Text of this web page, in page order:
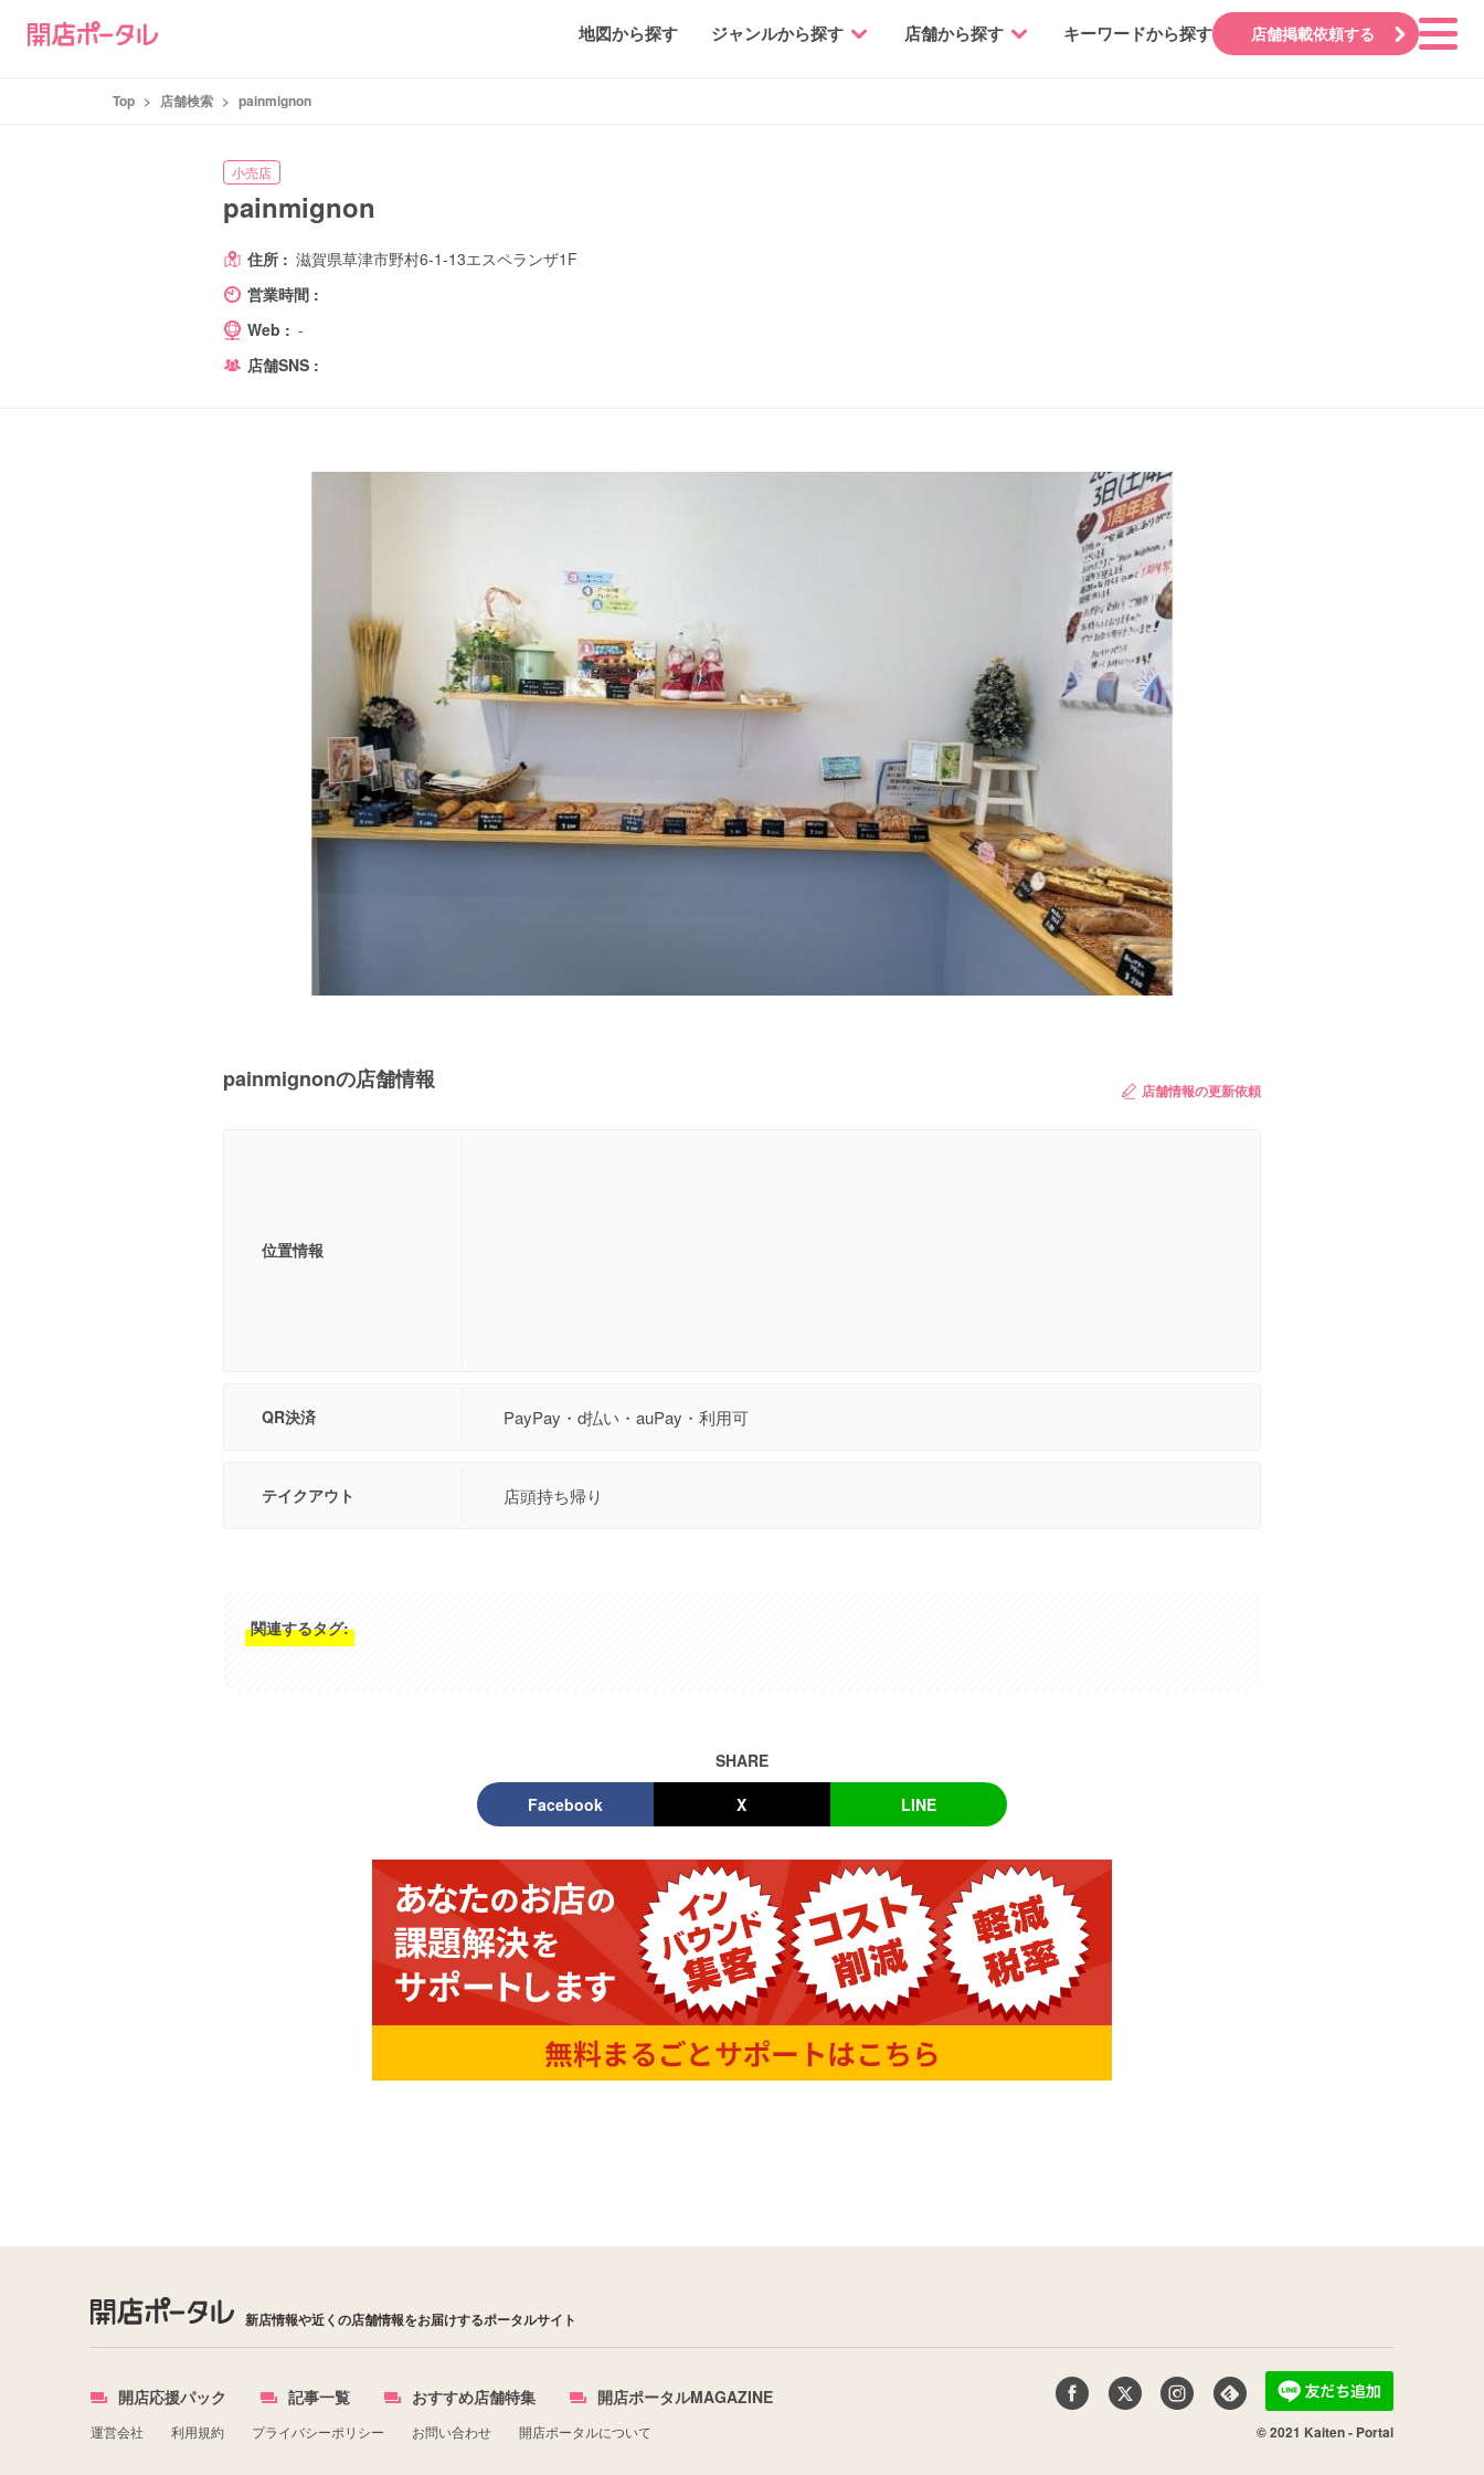
地図から探す ジャンルから探す 店舗から探す キーワードから探す 店舗掲載依頼する
Top > 店舗検索 > painmignon
小売店
painmignon
住所 : 滋賀県草津市野村6-1-13エスペランザ1F
営業時間 :
Web : -
店舗SNS :
painmignonの店舗情報 店舗情報の更新依頼
位置情報
QR決済 PayPay・d払い・auPay・利用可
テイクアウト 店頭持ち帰り
関連するタグ:
SHARE
Facebook X LINE
新店情報や近くの店舗情報をお届けするポータルサイト
開店応援パック 記事一覧 おすすめ店舗特集 開店ポータルMAGAZINE
運営会社 利用規約 プライバシーポリシー お問い合わせ 開店ポータルについて © 2021 Kaiten - Portal